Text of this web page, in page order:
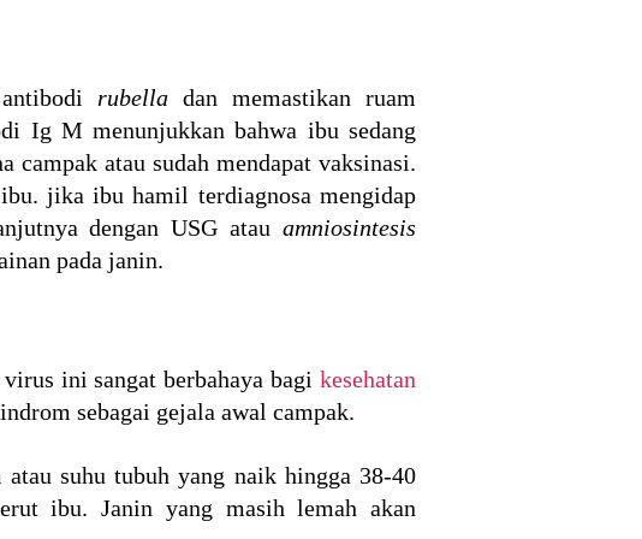
rubella dan memastikan ruam
Ig M menunjukkan bahwa ibu sedang
campak atau sudah mendapat vaksinasi.
jika ibu hamil terdiagnosa mengidap
dengan USG atau amniosintesis
pada janin.
ini sangat berbahaya bagi kesehatan
sebagai gejala awal campak.
suhu tubuh yang naik hingga 38-40
ibu. Janin yang masih lemah akan